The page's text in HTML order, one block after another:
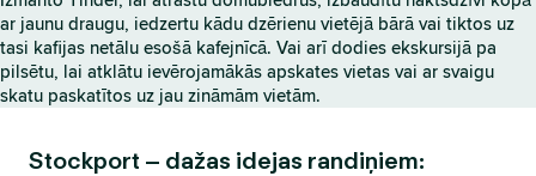
p
a
ar jaunu draugu, iedzertu kādu dzērienu vietējā bārā vai tiktos uz
tasi kafijas netālu esošā kafejnīcā. Vai arī dodies ekskursijā pa
pilsētu, lai atklātu ievērojamākās apskates vietas vai ar svaigu
skatu paskatītos uz jau zināmām vietām.
Stockport – dažas idejas randiņiem: